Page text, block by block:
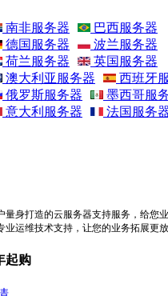
南非服务器
巴西服务器
德国服务器
波兰服务器
荷兰服务器
英国服务器
澳大利亚服务器
西班牙
俄罗斯服务器
墨西哥服
意大利服务器
法国服务
量身打造的云服务器支持服务，给您
业运维技术支持，让您的业务拓展更
起购